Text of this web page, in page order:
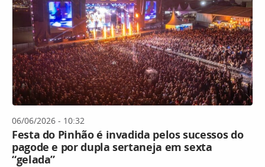
06/06/2026 - 10:32
Festa do Pinhão é invadida pelos sucessos do
pagode e por dupla sertaneja em sexta
“gelada”